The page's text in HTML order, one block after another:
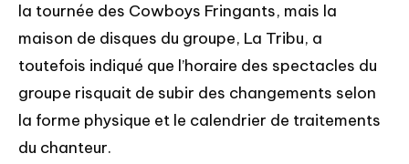
la tournée des Cowboys Fringants, mais la
maison de disques du groupe, La Tribu, a
toutefois indiqué que l’horaire des spectacles du
groupe risquait de subir des changements selon
la forme physique et le calendrier de traitements
du chanteur.